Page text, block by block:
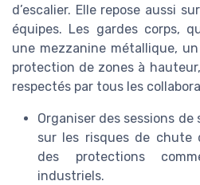
d’escalier. Elle repose aussi
équipes. Les gardes corps,
une mezzanine métallique,
protection de zones à
respectés par tous les
Organiser des sessions
sur les risques de chute
des protections
industriels.